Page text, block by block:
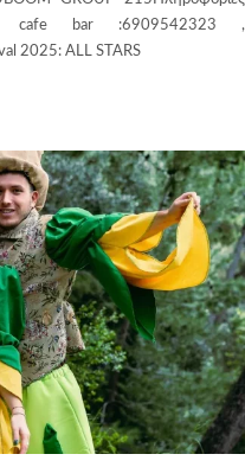
cafe bar :6909542323 ,
2025: ALL STARS